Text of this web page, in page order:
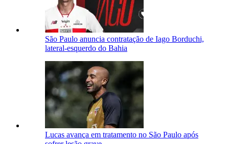
São Paulo anuncia contratação de Iago Borduchi,
lateral-esquerdo do Bahia
Lucas avança em tratamento no São Paulo após